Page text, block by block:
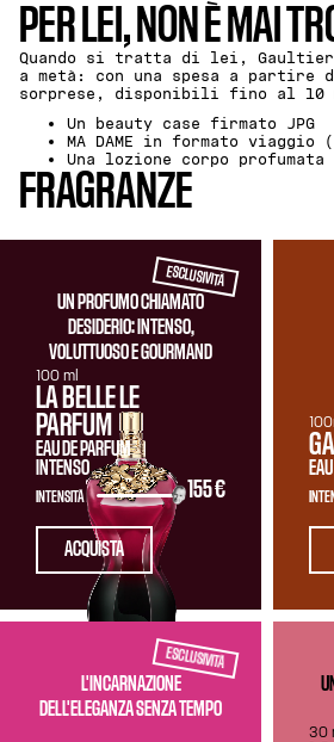
PER LEI, NON È MAI
Quando si tratta di lei, Gaultier
a metà: con una spesa a partire
sorprese, disponibili fino al 10
Un beauty case firmato JPG
MA DAME in formato viaggio
Una lozione corpo
FRAGRANZE
ESCLUSIVITÀ
UN PROFUMO CHIAMATO
DESIDERIO: INTENSO,
VOLUTTUOSO E GOURMAND
LA BELLE LE
PARFUM
EAU DE PARFUM
INTENSO
155 €
INTENSITÀ
100 ml
ACQUISTA
ESCLUSIVITÀ
L'INCARNAZIONE
DELL'ELEGANZA SENZA TEMPO
30